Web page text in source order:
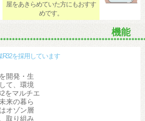
屋をあきらめていた方にもおすす
めです。
機能
を採用しています
開発・生
て、環境
をマルチエ
来の暮ら
オゾン層
取り組み